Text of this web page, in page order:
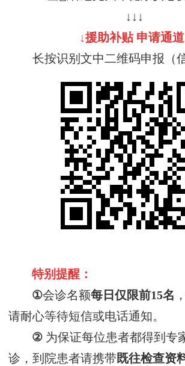
↓↓↓
↓援助补贴 申请通道
长按识别文中二维码申报（
特别提醒 ：
①会诊名额每日仅限前15名
请耐心等待短信或电话通知。
② 为保证每位患者都得到专
诊，到院患者请携带既往检查资